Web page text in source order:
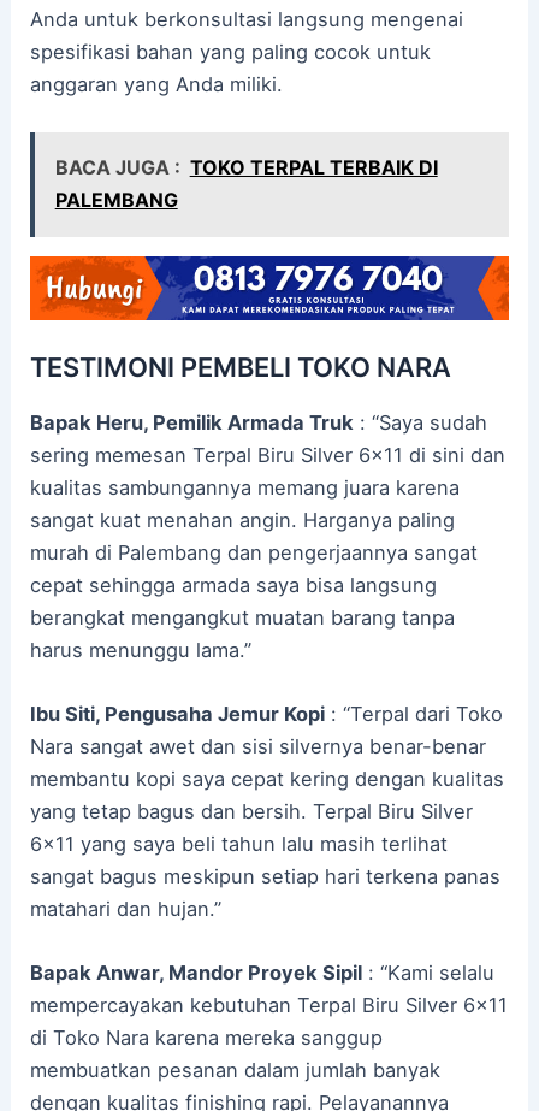
Anda untuk berkonsultasi langsung mengenai
spesifikasi bahan yang paling cocok untuk
anggaran yang Anda miliki.
BACA JUGA : TOKO TERPAL TERBAIK DI
PALEMBANG
TESTIMONI PEMBELI TOKO NARA
Bapak Heru, Pemilik Armada Truk : “Saya sudah
sering memesan Terpal Biru Silver 6×11 di sini dan
kualitas sambungannya memang juara karena
sangat kuat menahan angin. Harganya paling
murah di Palembang dan pengerjaannya sangat
cepat sehingga armada saya bisa langsung
berangkat mengangkut muatan barang tanpa
harus menunggu lama.”
Ibu Siti, Pengusaha Jemur Kopi : “Terpal dari Toko
Nara sangat awet dan sisi silvernya benar-benar
membantu kopi saya cepat kering dengan kualitas
yang tetap bagus dan bersih. Terpal Biru Silver
6×11 yang saya beli tahun lalu masih terlihat
sangat bagus meskipun setiap hari terkena panas
matahari dan hujan.”
Bapak Anwar, Mandor Proyek Sipil : “Kami selalu
mempercayakan kebutuhan Terpal Biru Silver 6×11
di Toko Nara karena mereka sanggup
membuatkan pesanan dalam jumlah banyak
dengan kualitas finishing rapi. Pelayanannya